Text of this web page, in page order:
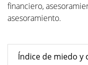
financiero,
asesoramiento.
Índice de miedo y